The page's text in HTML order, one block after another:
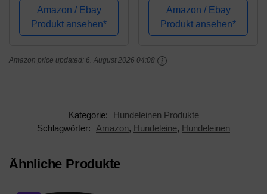
wundervollen Set |
Let's get Foxy
Kollektion inkl.
verstellbare Führleine |
Amazon / Ebay
Produkt ansehen*
abgerundet mit
braunen
Lederelementen | 3-
Nylon Doppelleine mit
Amazon / Ebay
Produkt ansehen*
Amazon price updated: 6. August 2026 04:08
Kategorie:
Hundeleinen Produkte
Schlagwörter:
Amazon, Hundeleine, Hundeleinen
Ähnliche Produkte